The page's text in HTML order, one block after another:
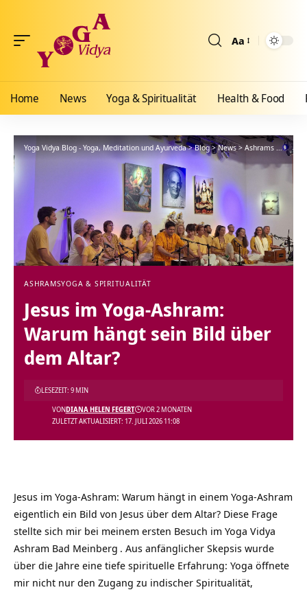
Aa
Home News Yoga & Spiritualität Health & Food
Yoga Vidya Blog - Yoga, Meditation und Ayurveda>Blog>News> Ashrams Jesus
ASHRAMSYOGA & SPIRITUALITÄT
Jesus im Yoga-Ashram:
Warum hängt sein Bild über
dem Altar?
ZULETZT AKTUALISIERT: 17. JULI 2026 11:08
VONDIANA HELEN FEGERT VOR 2 MONATEN
LESEZEIT: 9 MIN
Jesus im Yoga-Ashram: Warum hängt in einem Yoga-Ashram
eigentlich ein Bild von Jesus über dem Altar? Diese Frage
stellte sich mir bei meinem ersten Besuch im Yoga Vidya
Ashram Bad Meinberg . Aus anfänglicher Skepsis wurde
über die Jahre eine tiefe spirituelle Erfahrung: Yoga öffnete
mir nicht nur den Zugang zu indischer Spiritualität,